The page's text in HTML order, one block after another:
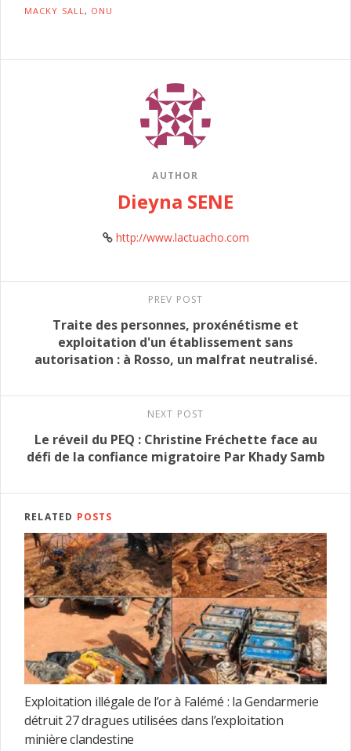
MACKY SALL , ONU
AUTHOR
Dieyna SENE
http://www.lactuacho.com
PREV POST
Traite des personnes, proxénétisme et
exploitation d'un établissement sans
autorisation : à Rosso, un malfrat neutralisé.
NEXT POST
Le réveil du PEQ : Christine Fréchette face au
défi de la confiance migratoire Par Khady Samb
RELATED POSTS
Exploitation illégale de l’or à Falémé : la Gendarmerie
détruit 27 dragues utilisées dans l’exploitation
minière clandestine